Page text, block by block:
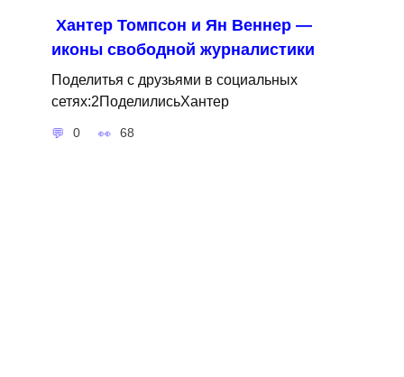
Хантер Томпсон и Ян Веннер —
иконы свободной журналистики
Поделитья с друзьями в социальных
сетях:2ПоделилисьХантер
0 68